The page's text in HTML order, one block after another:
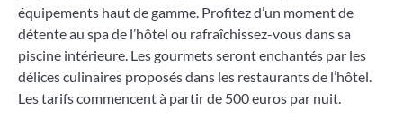
équipements haut de gamme. Profitez d’un moment de
détente au spa de l’hôtel ou rafraîchissez-vous dans sa
piscine intérieure. Les gourmets seront enchantés par les
délices culinaires proposés dans les restaurants de l’hôtel.
Les tarifs commencent à partir de 500 euros par nuit.